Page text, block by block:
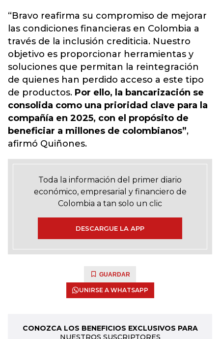
“Bravo reafirma su compromiso de mejorar
las condiciones financieras en Colombia a
través de la inclusión crediticia. Nuestro
objetivo es proporcionar herramientas y
soluciones que permitan la reintegración
de quienes han perdido acceso a este tipo
de productos. Por ello, la bancarización se
consolida como una prioridad clave para la
compañía en 2025, con el propósito de
beneficiar a millones de colombianos”,
afirmó Quiñones.
Toda la información del primer diario
económico, empresarial y financiero de
Colombia a tan solo un clic
DESCARGUE LA APP
GUARDAR
UNIRSE A WHATSAPP
CONOZCA LOS BENEFICIOS EXCLUSIVOS PARA
NUESTROS SUSCRIPTORES